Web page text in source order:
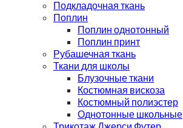
Подкладочная ткань
Поплин
Поплин однотонный
Поплин принт
Рубашечная ткань
Ткани для школы
Блузочные ткани
Костюмная вискоза
Костюмный полиэстер
Однотонные школьные